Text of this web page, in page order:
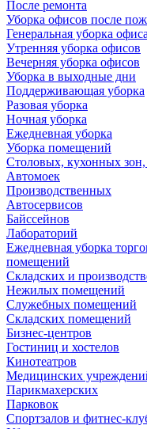
После ремонта
Уборка офисов после
Генеральная уборка офиса
Утренняя уборка офисов
Вечерняя уборка офисов
Уборка в выходные дни
Поддерживающая уборка
Разовая уборка
Ночная уборка
Ежедневная уборка
Уборка помещений
Столовых, кухонных зон,
Автомоек
Производственных
Автосервисов
Байссейнов
Лабораторий
Ежедневная уборка
помещений
Складских и
Нежилых помещений
Служебных помещений
Складских помещений
Бизнес-центров
Гостиниц и хостелов
Кинотеатров
Медицинских
Парикмахерских
Парковок
Спортзалов и фитнес-